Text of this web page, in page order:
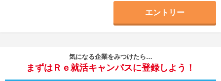
エントリー
気になる企業をみつけたら…
まずはＲｅ就活キャンパスに登録しよう！